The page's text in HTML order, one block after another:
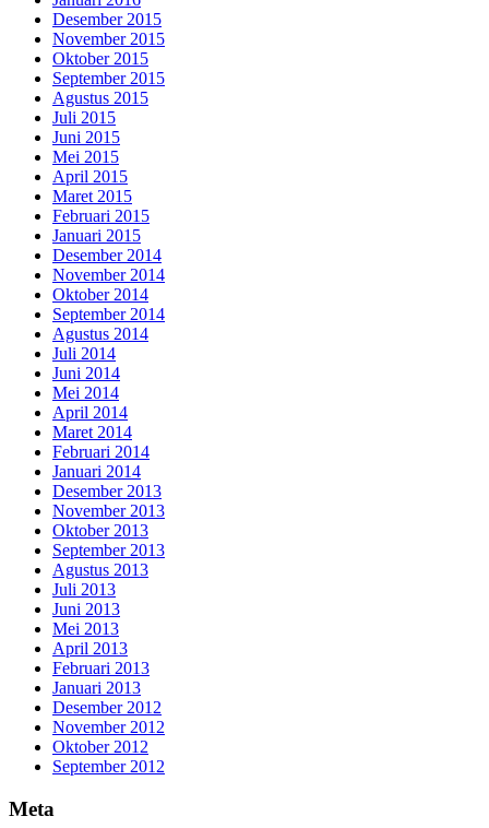
Desember 2015
November 2015
Oktober 2015
September 2015
Agustus 2015
Juli 2015
Juni 2015
Mei 2015
April 2015
Maret 2015
Februari 2015
Januari 2015
Desember 2014
November 2014
Oktober 2014
September 2014
Agustus 2014
Juli 2014
Juni 2014
Mei 2014
April 2014
Maret 2014
Februari 2014
Januari 2014
Desember 2013
November 2013
Oktober 2013
September 2013
Agustus 2013
Juli 2013
Juni 2013
Mei 2013
April 2013
Februari 2013
Januari 2013
Desember 2012
November 2012
Oktober 2012
September 2012
Meta